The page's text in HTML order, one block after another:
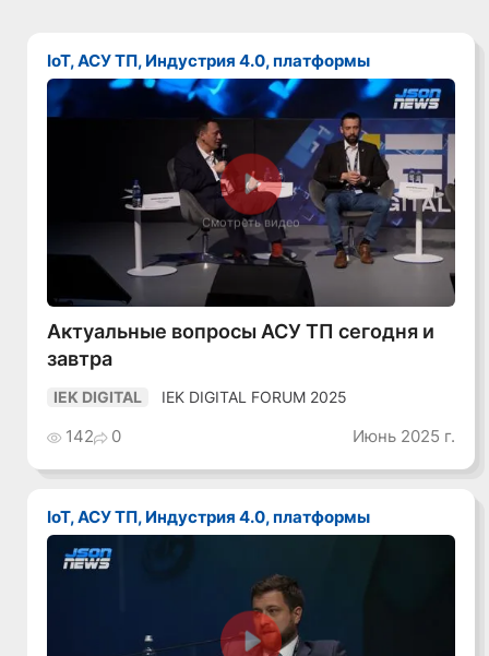
IoT, АСУ ТП, Индустрия 4.0, платформы
Смотреть видео
Актуальные вопросы АСУ ТП сегодня и
завтра
IEK DIGITAL IEK DIGITAL FORUM 2025
142 0 Июнь 2025 г.
IoT, АСУ ТП, Индустрия 4.0, платформы